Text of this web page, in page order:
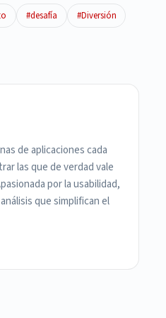
#desafía
#Diversión
de aplicaciones cada
las que de verdad vale
por la usabilidad,
que simplifican el